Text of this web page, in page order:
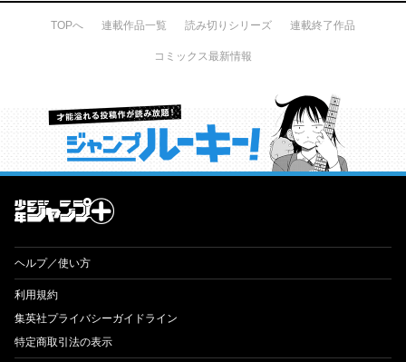
TOPへ 連載作品一覧 読み切りシリーズ 連載終了作品
コミックス最新情報
才能溢れる投稿作が読み放題！ ジャンプルーキー！
ヘルプ／使い方
利用規約
集英社プライバシーガイドライン
特定商取引法の表示